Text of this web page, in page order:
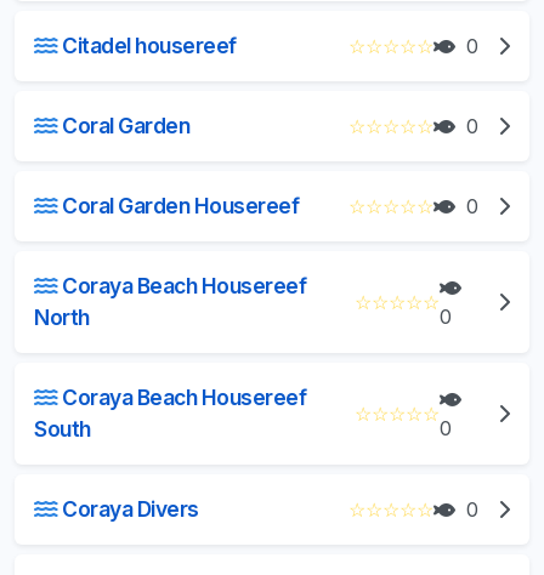
Citadel housereef ☆☆☆☆☆ 0
Coral Garden ☆☆☆☆☆ 0
Coral Garden Housereef ☆☆☆☆☆ 0
Coraya Beach Housereef
North
☆☆☆☆☆
0
Coraya Beach Housereef
South
☆☆☆☆☆
0
Coraya Divers ☆☆☆☆☆ 0